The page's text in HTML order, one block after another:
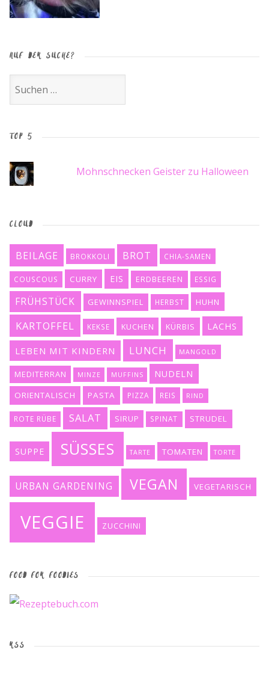
AUF DER SUCHE?
Suche
nach:
TOP 5
Mohnschnecken Geister zu Halloween
CLOUD
BEILAGE BROKKOLI BROT CHIA-SAMEN
COUSCOUS CURRY EIS ERDBEEREN ESSIG
FRÜHSTÜCK GEWINNSPIEL HERBST HUHN
KARTOFFEL KEKSE KUCHEN KÜRBIS LACHS
LEBEN MIT KINDERN LUNCH MANGOLD
MEDITERRAN MINZE MUFFINS NUDELN
ORIENTALISCH PASTA PIZZA REIS RIND
ROTE RÜBE SALAT SIRUP SPINAT STRUDEL
SUPPE SÜSSES TARTE TOMATEN TORTE
URBAN GARDENING VEGAN VEGETARISCH
VEGGIE ZUCCHINI
FOOD FOR FOODIES
RSS